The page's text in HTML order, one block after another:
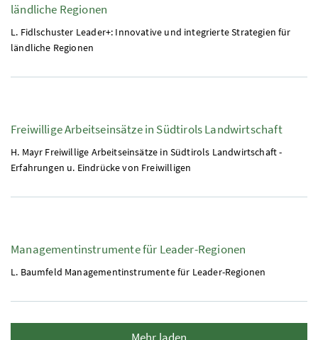
ländliche Regionen
L. Fidlschuster Leader+: Innovative und integrierte Strategien für
ländliche Regionen
Freiwillige Arbeitseinsätze in Südtirols Landwirtschaft
H. Mayr Freiwillige Arbeitseinsätze in Südtirols Landwirtschaft -
Erfahrungen u. Eindrücke von Freiwilligen
Managementinstrumente für Leader-Regionen
L. Baumfeld Managementinstrumente für Leader-Regionen
Mehr laden